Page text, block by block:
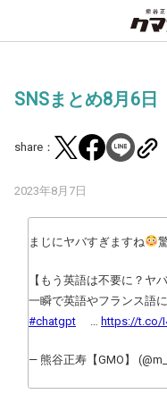
SNSまとめ8月6日
share：
2023年8月7日
まじにヤバすぎますね
【もう英語は不要に？ヤ
一瞬で英語やフランス語
#chatgpt
https://t.co/
— 熊谷正寿【GMO】